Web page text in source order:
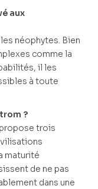
aux
néophytes. Bien
comme la
il les
à toute
?
trois
maturité
de ne pas
dans une